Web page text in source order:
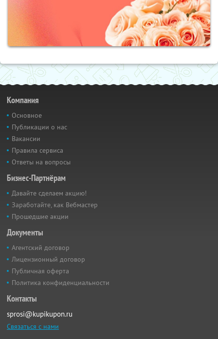
Компания
Основное
Публикации о нас
Вакансии
Правила сервиса
Ответы на вопросы
Бизнес-Партнёрам
Давайте сделаем акцию!
Заработайте, как Вебмастер
Прошедшие акции
Документы
Агентский договор
Лицензионный договор
Публичная оферта
Политика конфиденциальности
Контакты
sprosi@kupikupon.ru
Связаться с нами